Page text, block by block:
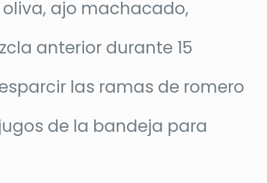
oliva, ajo machacado,
anterior durante 15
las ramas de romero
de la bandeja para